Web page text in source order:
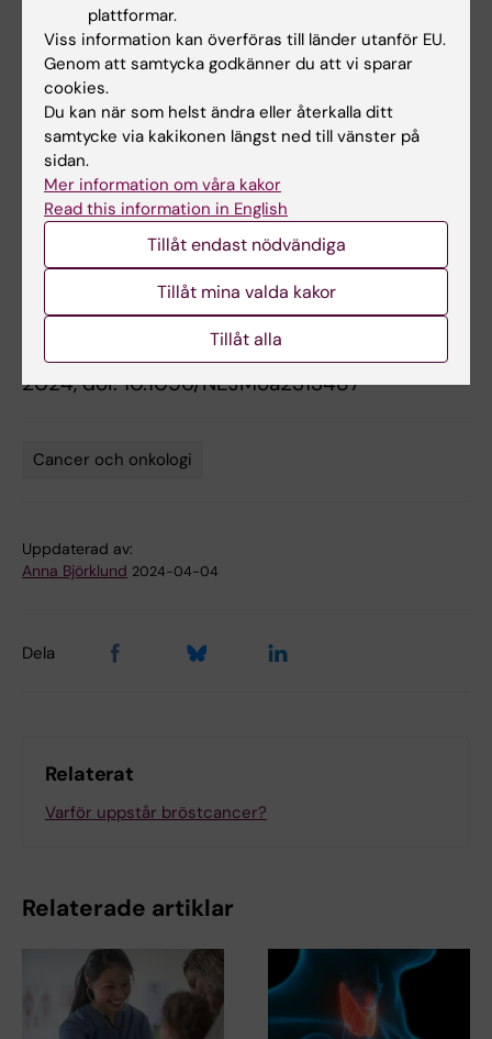
with sentinel node metastases
Boniface, Tove Filtenborg Tvedskov, Lisa
Rydén, Robert Szulkin, Toralf Reimer, Thorsten
Kühn, Michalis Kontos, Oreste Davide Gentilini,
Roger Olofsson Bagge, Malin Sund, Dan
Lundstedt, Matilda Appelgren, Johan Ahlgren,
Sophie Norenstedt, Fuat Celebioglu, Helena
Sackey, Inge Scheel Andersen, Ute Hoyer, Per F
Nyman, Eva Vikhe Patil, Elinore Wieslander,
Henrik Dahl Nissen, Sara Alkner, Yvette
Andersson, Birgitte Vrou Offersen, Leif
Bergkvist, Jan Frisell, Peer Christiansen,New
England Journal of Medicine, online 3 april
2024, doi: 10.1056/NEJMoa2313487
Cancer och onkologi
Uppdaterad av:
Anna Björklund 2024-04-04
Dela
Relaterat
Varför uppstår bröstcancer?
Relaterade artiklar
plattformar.
Viss information kan överföras till länder utanför EU.
Genom att samtycka godkänner du att vi sparar
cookies.
Du kan när som helst ändra eller återkalla ditt
samtycke via kakikonen längst ned till vänster på
sidan.
Mer information om våra kakor
Read this information in English
Tillåt endast nödvändiga
Tillåt mina valda kakor
Tillåt alla